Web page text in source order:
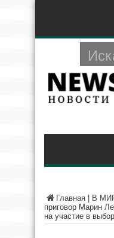
Главная В
приговор Марин
на участие в